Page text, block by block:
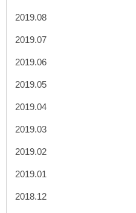
2019.08
2019.07
2019.06
2019.05
2019.04
2019.03
2019.02
2019.01
2018.12